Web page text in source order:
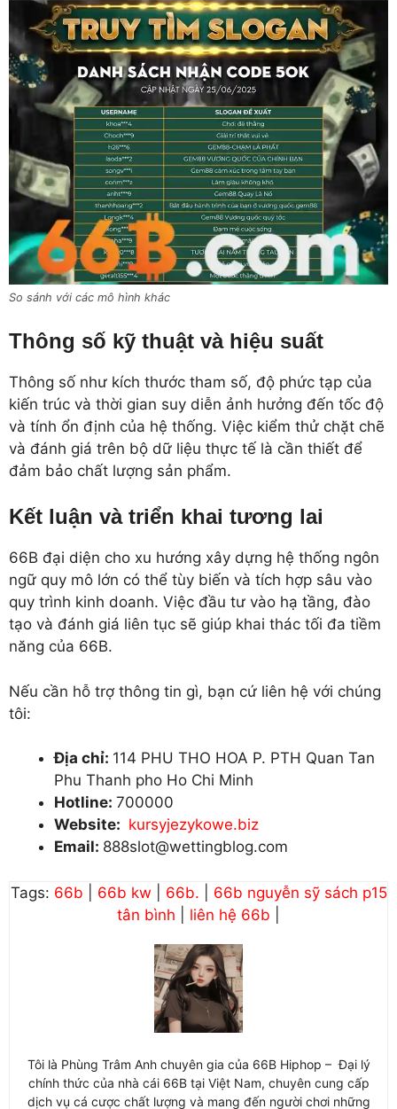
So sánh với các mô hình khác
Thông số kỹ thuật và hiệu suất
Thông số như kích thước tham số, độ phức tạp của
kiến trúc và thời gian suy diễn ảnh hưởng đến tốc độ
và tính ổn định của hệ thống. Việc kiểm thử chặt chẽ
và đánh giá trên bộ dữ liệu thực tế là cần thiết để
đảm bảo chất lượng sản phẩm.
Kết luận và triển khai tương lai
66B đại diện cho xu hướng xây dựng hệ thống ngôn
ngữ quy mô lớn có thể tùy biến và tích hợp sâu vào
quy trình kinh doanh. Việc đầu tư vào hạ tầng, đào
tạo và đánh giá liên tục sẽ giúp khai thác tối đa tiềm
năng của 66B.
Nếu cần hỗ trợ thông tin gì, bạn cứ liên hệ với chúng
tôi:
Địa chỉ: 114 PHU THO HOA P. PTH Quan Tan
Phu Thanh pho Ho Chi Minh
Hotline: 700000
Website: kursyjezykowe.biz
Email: 888slot@wettingblog.com
Tags: 66b 66b kw 66b.
66b nguyễn sỹ sách p15
tân bình
liên hệ 66b
Tôi là Phùng Trâm Anh chuyên gia của 66B Hiphop – Đại lý
chính thức của nhà cái 66B tại Việt Nam, chuyên cung cấp
dịch vụ cá cược chất lượng và mang đến người chơi những